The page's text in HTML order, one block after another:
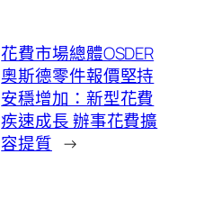
花費市場總體OSDER
奧斯德零件報價堅持
安穩增加：新型花費
疾速成長 辦事花費擴
容提質 →